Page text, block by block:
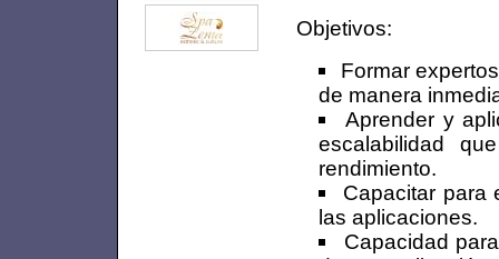
Objetivos:
Formar
de manera
Aprender y
escalabilidad
rendimiento.
Capacitar para
las aplicaciones.
Capacidad